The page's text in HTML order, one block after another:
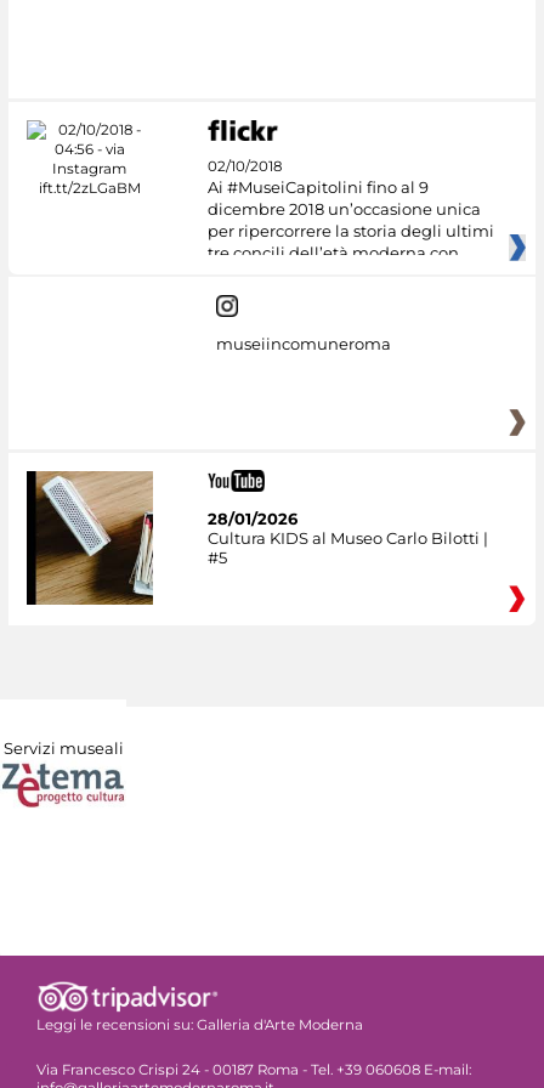
02/10/2018
Ai #MuseiCapitolini fino al 9
dicembre 2018 un’occasione unica
per ripercorrere la storia degli ultimi
tre concili dell’età moderna con
museiincomuneroma
28/01/2026
Cultura KIDS al Museo Carlo Bilotti |
#5
Servizi museali
Leggi le recensioni su: Galleria d'Arte Moderna
Via Francesco Crispi 24 - 00187 Roma - Tel. +39 060608 E-mail: